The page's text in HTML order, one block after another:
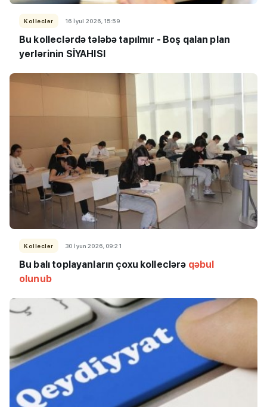
Kolleclər 16 İyul 2026, 15:59
Bu kolleclərdə tələbə tapılmır - Boş qalan plan
yerlərinin SİYAHISI
Kolleclər 30 İyun 2026, 09:21
Bu balı toplayanların çoxu kolleclərə qəbul
olunub